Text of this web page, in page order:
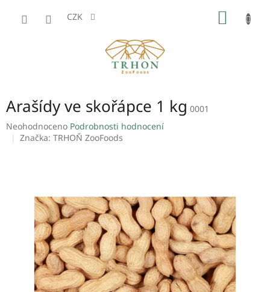
CZK
Arašídy ve skořápce 1 kg 0001
Průměrné
hodnocení
hvězdiček.
Neohodnoceno Podrobnosti hodnocení
Značka: TRHOŇ ZooFoods